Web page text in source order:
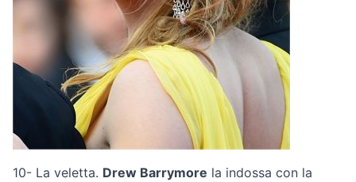
10- La veletta. Drew Barrymore la indossa con la